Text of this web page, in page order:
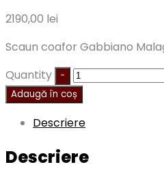
2190,00 lei
Scaun coafor Gabbiano
Quantity
Adaugă în coș
Descriere
Descriere